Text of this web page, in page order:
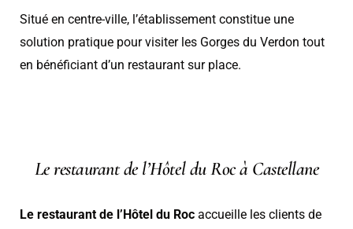
Situé en centre-ville, l’établissement constitue une
solution pratique pour visiter les Gorges du Verdon tout
en bénéficiant d’un restaurant sur place.
Le restaurant de l’Hôtel du Roc à Castellane
Le restaurant de l’Hôtel du Roc accueille les clients de